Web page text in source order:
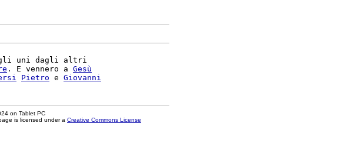
uni dagli altri
. E vennero a Gesù
Pietro e Giovanni
on Tablet PC
is licensed under a Creative Commons License